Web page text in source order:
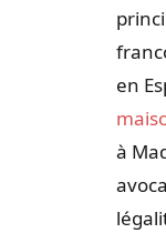
en
à